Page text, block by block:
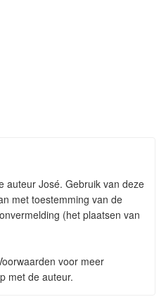
auteur José. Gebruik van deze
met toestemming van de
(het plaatsen van
voor meer
met de auteur.